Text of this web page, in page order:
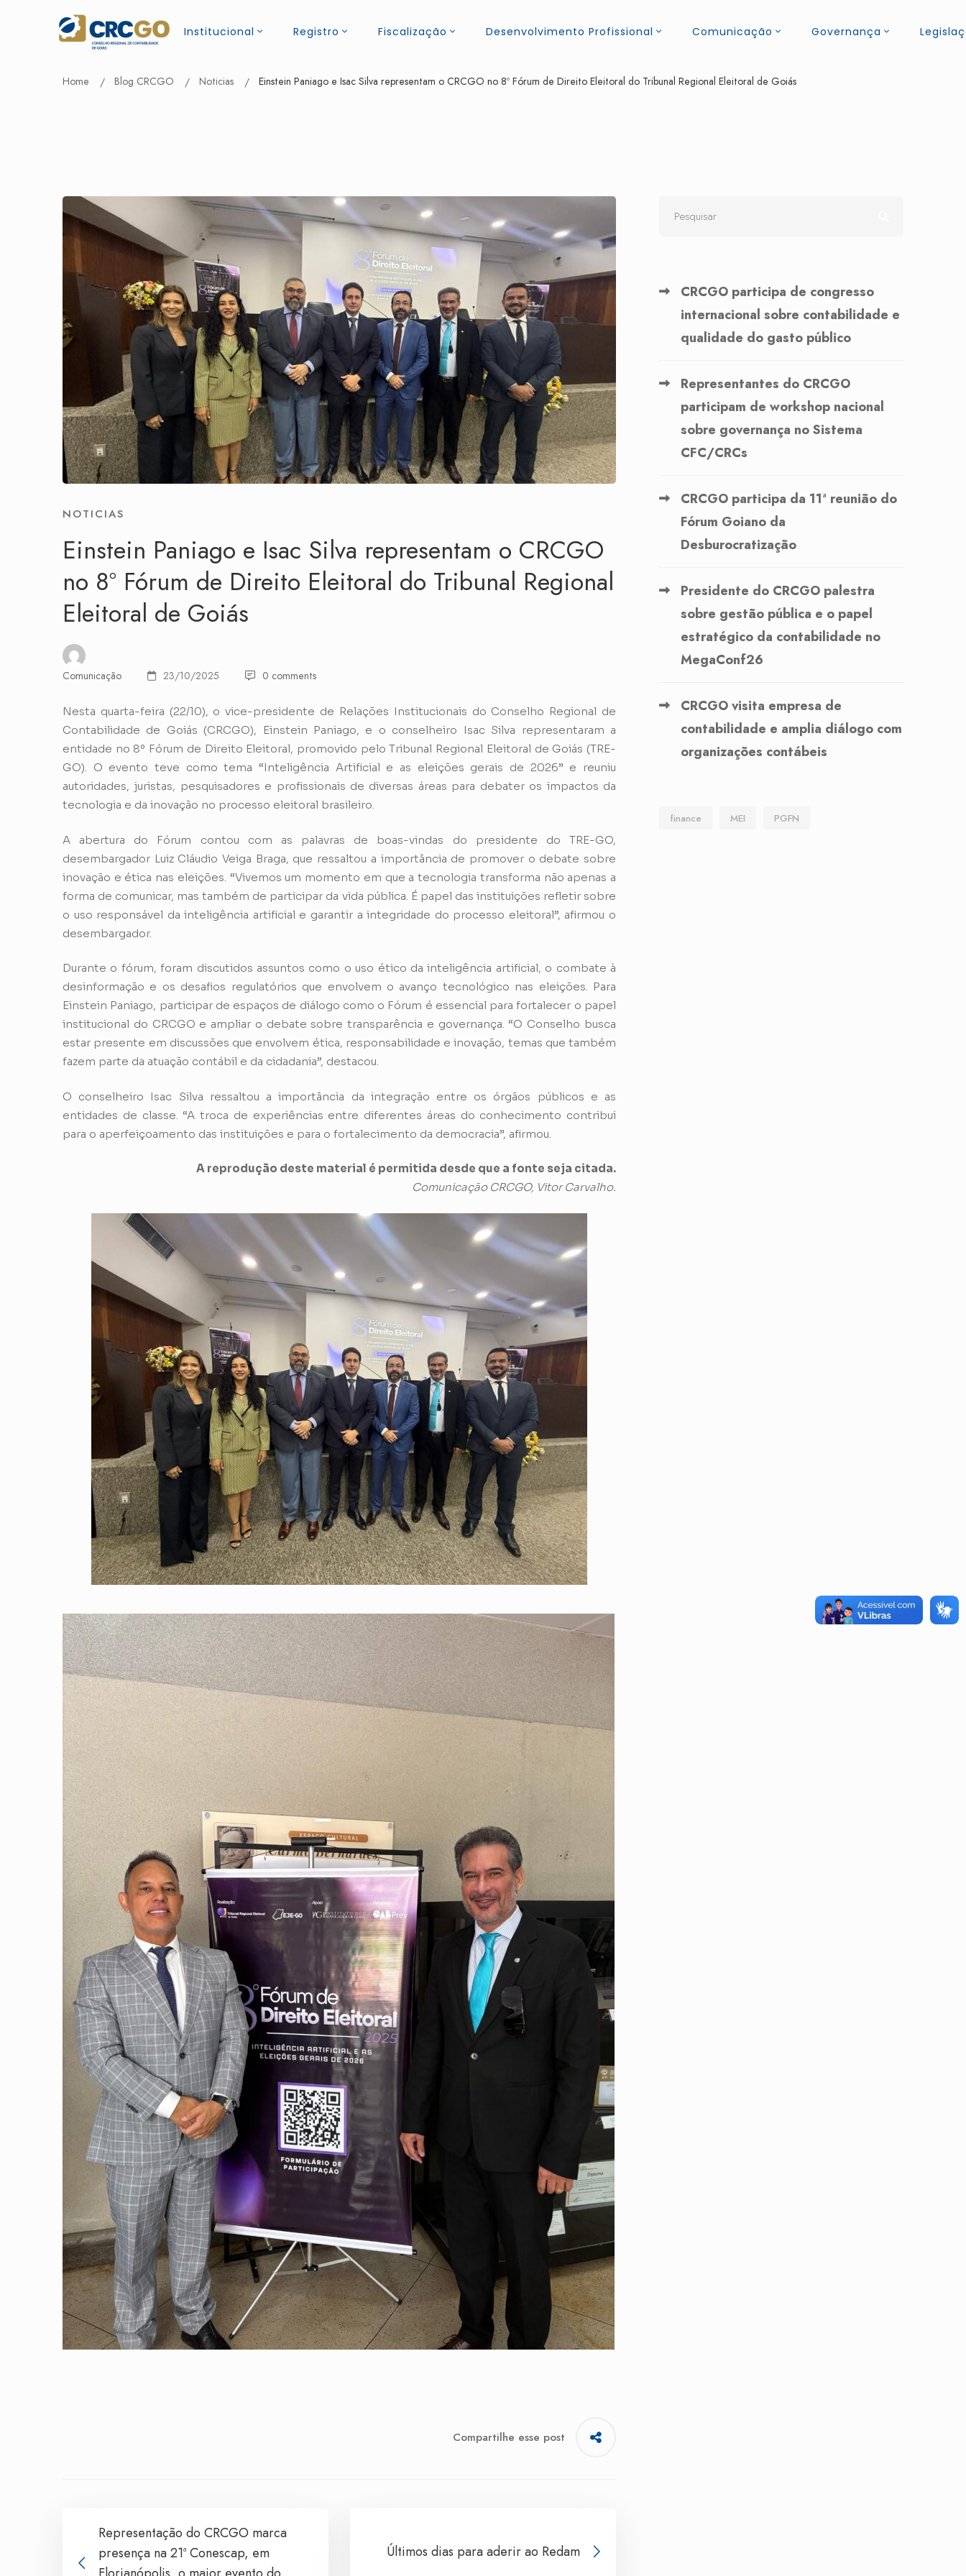
Institucional Registro Fiscalização Desenvolvimento Profissional Comunicação Governança
Home Blog CRCGO Noticias Einstein Paniago e Isac Silva representam o CRCGO no 8º Fórum de Direito Eleitoral do Tribunal Regional Eleitoral de Goiás
NOTICIAS
Einstein Paniago e Isac Silva representam o CRCGO
no 8º Fórum de Direito Eleitoral do Tribunal Regional
Eleitoral de Goiás
Comunicação 23/10/2025 0 comments
Nesta quarta-feira (22/10), o vice-presidente de Relações Institucionais do Conselho Regional de
Contabilidade de Goiás (CRCGO), Einstein Paniago, e o conselheiro Isac Silva representaram a
entidade no 8º Fórum de Direito Eleitoral, promovido pelo Tribunal Regional Eleitoral de Goiás (TRE-
GO). O evento teve como tema “Inteligência Artificial e as eleições gerais de 2026” e reuniu
autoridades, juristas, pesquisadores e profissionais de diversas áreas para debater os impactos da
tecnologia e da inovação no processo eleitoral brasileiro.
A abertura do Fórum contou com as palavras de boas-vindas do presidente do TRE-GO,
desembargador Luiz Cláudio Veiga Braga, que ressaltou a importância de promover o debate sobre
inovação e ética nas eleições. “Vivemos um momento em que a tecnologia transforma não apenas a
forma de comunicar, mas também de participar da vida pública. É papel das instituições refletir sobre
o uso responsável da inteligência artificial e garantir a integridade do processo eleitoral”, afirmou o
desembargador.
Durante o fórum, foram discutidos assuntos como o uso ético da inteligência artificial, o combate à
desinformação e os desafios regulatórios que envolvem o avanço tecnológico nas eleições. Para
Einstein Paniago, participar de espaços de diálogo como o Fórum é essencial para fortalecer o papel
institucional do CRCGO e ampliar o debate sobre transparência e governança. “O Conselho busca
estar presente em discussões que envolvem ética, responsabilidade e inovação, temas que também
fazem parte da atuação contábil e da cidadania”, destacou.
O conselheiro Isac Silva ressaltou a importância da integração entre os órgãos públicos e as
entidades de classe. “A troca de experiências entre diferentes áreas do conhecimento contribui
para o aperfeiçoamento das instituições e para o fortalecimento da democracia”, afirmou.
A reprodução deste material é permitida desde que a fonte seja citada.
Comunicação CRCGO, Vitor Carvalho.
Compartilhe esse post
Representação do CRCGO marca
presença na 21ª Conescap, em
Últimos dias para aderir ao Redam
CRCGO participa de congresso
internacional sobre contabilidade e
qualidade do gasto público
Representantes do CRCGO
participam de workshop nacional
sobre governança no Sistema
CFC/CRCs
CRCGO participa da 11ª reunião do
Fórum Goiano da
Desburocratização
Presidente do CRCGO palestra
sobre gestão pública e o papel
estratégico da contabilidade no
MegaConf26
CRCGO visita empresa de
contabilidade e amplia diálogo com
organizações contábeis
finance MEI PGFN